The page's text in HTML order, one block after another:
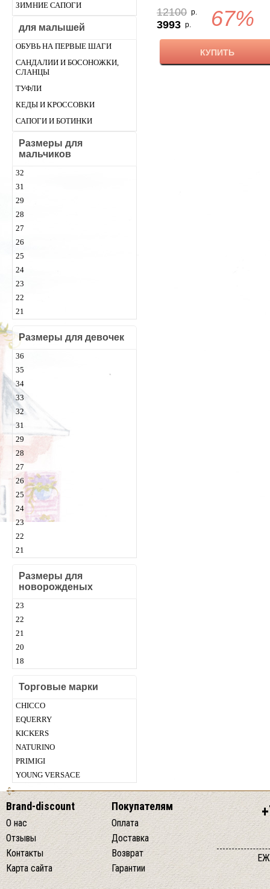
ЗИМНИЕ САПОГИ
для малышей
ОБУВЬ НА ПЕРВЫЕ ШАГИ
САНДАЛИИ И БОСОНОЖКИ,
СЛАНЦЫ
ТУФЛИ
КЕДЫ И КРОССОВКИ
САПОГИ И БОТИНКИ
Размеры для
мальчиков
32
31
29
28
27
26
25
24
23
22
21
Размеры для девочек
36
35
34
33
32
31
29
28
27
26
25
24
23
22
21
Размеры для
новорожденых
23
22
21
20
18
Торговые марки
CHICСO
EQUERRY
KICKERS
NATURINO
PRIMIGI
YOUNG VERSACE
фирменным логотипом и
контрастными синими шнурками.
Внутри золотая стелька украшены
фирменным логотипом "голова
12100 р.
3993 р. 67%
КУПИТЬ
Brand-discount
О нас
Отзывы
Контакты
Карта сайта
Покупателям
Оплата
Доставка
Возврат
Гарантии